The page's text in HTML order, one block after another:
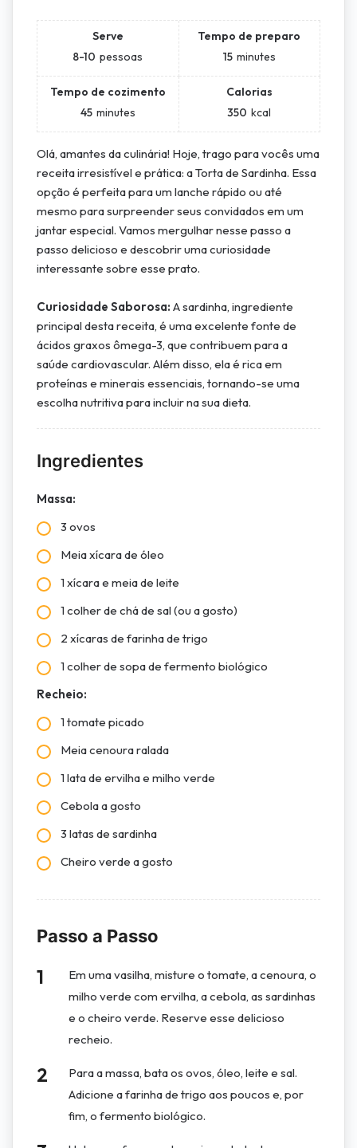
Serve
8-10 pessoas
Tempo de preparo
15 minutes
Tempo de cozimento
45 minutes
Calorias
350 kcal
Olá, amantes da culinária! Hoje, trago para vocês uma
receita irresistível e prática: a Torta de Sardinha. Essa
opção é perfeita para um lanche rápido ou até
mesmo para surpreender seus convidados em um
jantar especial. Vamos mergulhar nesse passo a
passo delicioso e descobrir uma curiosidade
interessante sobre esse prato.
Curiosidade Saborosa: A sardinha, ingrediente
principal desta receita, é uma excelente fonte de
ácidos graxos ômega-3, que contribuem para a
saúde cardiovascular. Além disso, ela é rica em
proteínas e minerais essenciais, tornando-se uma
escolha nutritiva para incluir na sua dieta.
Ingredientes
Massa:
3 ovos
Meia xícara de óleo
1 xícara e meia de leite
1 colher de chá de sal (ou a gosto)
2 xícaras de farinha de trigo
1 colher de sopa de fermento biológico
Recheio:
1 tomate picado
Meia cenoura ralada
1 lata de ervilha e milho verde
Cebola a gosto
3 latas de sardinha
Cheiro verde a gosto
Passo a Passo
Em uma vasilha, misture o tomate, a cenoura, o
milho verde com ervilha, a cebola, as sardinhas
e o cheiro verde. Reserve esse delicioso
recheio.
Para a massa, bata os ovos, óleo, leite e sal.
Adicione a farinha de trigo aos poucos e, por
fim, o fermento biológico.